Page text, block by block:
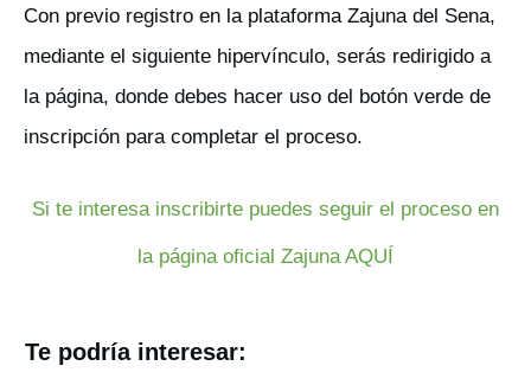
Con previo registro en la plataforma Zajuna del Sena,
mediante el siguiente hipervínculo, serás redirigido a
la página, donde debes hacer uso del botón verde de
inscripción para completar el proceso.
Si te interesa inscribirte puedes seguir el proceso en
la página oficial Zajuna AQUÍ
Te podría interesar: